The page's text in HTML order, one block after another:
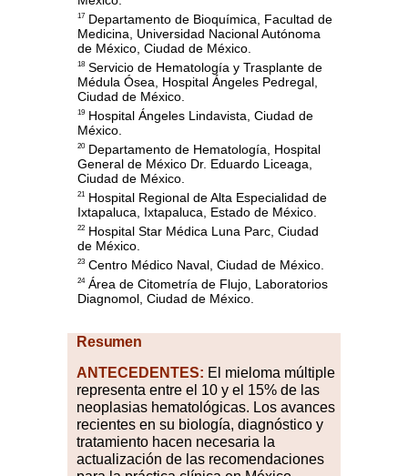
17 Departamento de Bioquímica, Facultad de
Medicina, Universidad Nacional Autónoma
de México, Ciudad de México.
18 Servicio de Hematología y Trasplante de
Médula Ósea, Hospital Ángeles Pedregal,
Ciudad de México.
19 Hospital Ángeles Lindavista, Ciudad de
México.
20Departamento de Hematología, Hospital
General de México Dr. Eduardo Liceaga,
Ciudad de México.
21 Hospital Regional de Alta Especialidad de
Ixtapaluca, Ixtapaluca, Estado de México.
22 Hospital Star Médica Luna Parc, Ciudad
de México.
23 Centro Médico Naval, Ciudad de México.
24Área de Citometría de Flujo, Laboratorios
Diagnomol, Ciudad de México.
Resumen
ANTECEDENTES: El mieloma múltiple
representa entre el 10 y el 15% de las
neoplasias hematológicas. Los avances
recientes en su biología, diagnóstico y
tratamiento hacen necesaria la
actualización de las recomendaciones